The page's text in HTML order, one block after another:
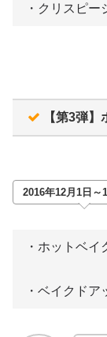
・クリスピー
【第3弾
2016年12月1日～
・ホットベイ
・ベイクドア